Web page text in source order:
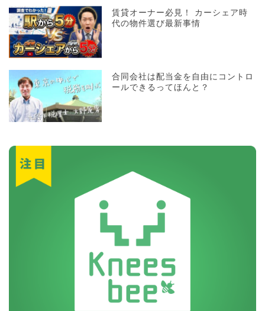
賃貸オーナー必見！ カーシェア時
代の物件選び最新事情
合同会社は配当金を自由にコントロ
ールできるってほんと？